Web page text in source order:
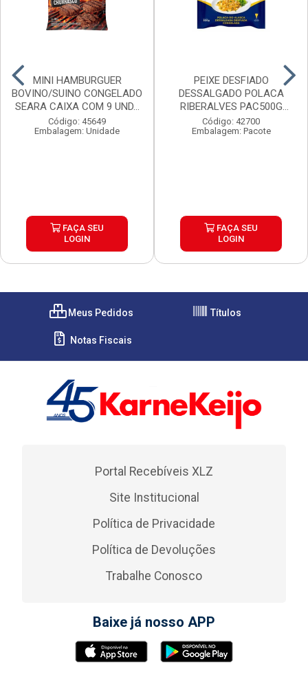
MINI HAMBURGUER
BOVINO/SUINO CONGELADO
SEARA CAIXA COM 9 UND...
Código: 45649
Embalagem: Unidade
FAÇA SEU
LOGIN
PEIXE DESFIADO
DESSALGADO POLACA
RIBERALVES PAC500G
CX7KG
Código: 42700
Embalagem: Pacote
FAÇA SEU
LOGIN
Meus Pedidos Títulos
Notas Fiscais
Portal Recebíveis XLZ
Site Institucional
Política de Privacidade
Política de Devoluções
Trabalhe Conosco
Baixe já nosso APP